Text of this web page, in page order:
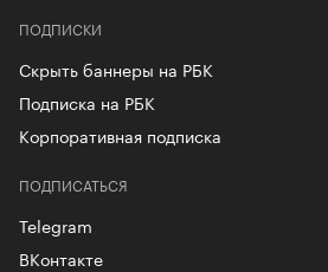
ПОДПИСКИ
Скрыть баннеры на РБК
Подписка на РБК
Корпоративная подписка
ПОДПИСАТЬСЯ
Telegram
ВКонтакте